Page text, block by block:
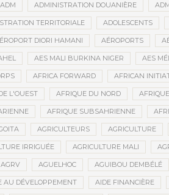
ADM ADMINISTRATION DOUANIÈRE
TERRITORIALE ADOLESCENTS
DIORI HAMANI AÉROPORTS
AES MALI BURKINA NIGER AES
AFRICA FORWARD AFRICAN
L'OUEST AFRIQUE DU NORD
AFRIQUE SUBSAHRIENNE
AGRICULTEURS AGRICULTURE
IRRIGUÉE AGRICULTURE MALI
AGRV AGUELHOC AGUIBOU DEMBÉLÉ
AU DÉVELOPPEMENT AIDE FINANCIÈRE